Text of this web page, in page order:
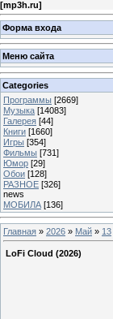
[mp3h.ru]
Форма входа
Меню сайта
Categories
Программы [2669]
Музыка [14083]
Галерея [44]
Книги [1660]
Игры [354]
Фильмы [731]
Юмор [29]
Обои [128]
РАЗНОЕ [326]
news
МОБИЛА [136]
Главная » 2026 » Май » 13
LoFi Cloud (2026)